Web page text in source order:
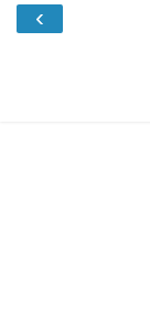
‹